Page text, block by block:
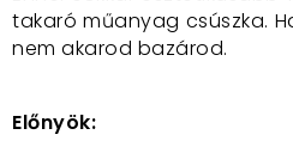
takaró műanyag csúszka.
nem akarod bazárod.
Előnyök: